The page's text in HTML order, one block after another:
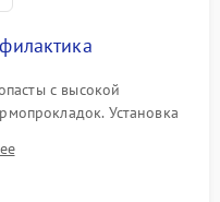
с высокой
Установка
Предварительная